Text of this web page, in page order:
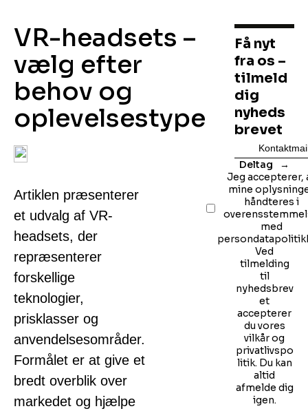
VR-headsets –
vælg efter
behov og
oplevelsestype
Artiklen præsenterer
et udvalg af VR-
headsets, der
repræsenterer
forskellige
teknologier,
prisklasser og
anvendelsesområder.
Formålet er at give et
bredt overblik over
markedet og hjælpe
Få nyt
fra os –
tilmeld
dig
nyheds
brevet
Deltag
Jeg accepterer,
mine
håndteres i
med
Ved
tilmelding
til
nyhedsbrev
et
accepterer
du vores
vilkår og
privatlivspo
litik. Du kan
altid
afmelde dig
igen.